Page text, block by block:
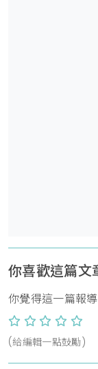
你喜歡這篇文
你覺得這一篇報
(給編輯一點鼓勵)